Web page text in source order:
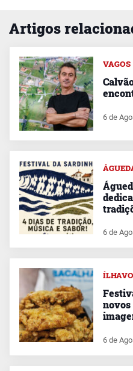
Artigos
VAGOS
6 de
6 de
ÍLHAVO
novos
6 de